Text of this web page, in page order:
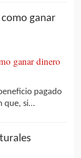
ganar
pagado
que, si…